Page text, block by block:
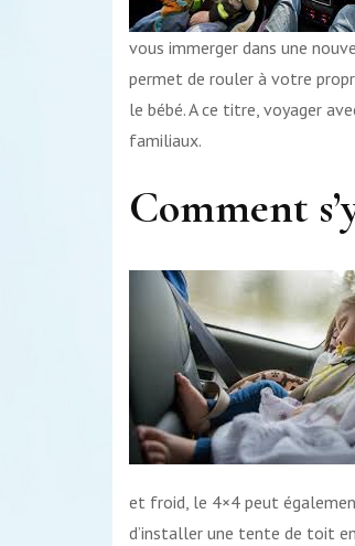
vous immerger dans une
permet de rouler à votre
le bébé. A ce titre, voyager
familiaux.
Comment
et froid, le 4×4 peut
d’installer une tente de toit